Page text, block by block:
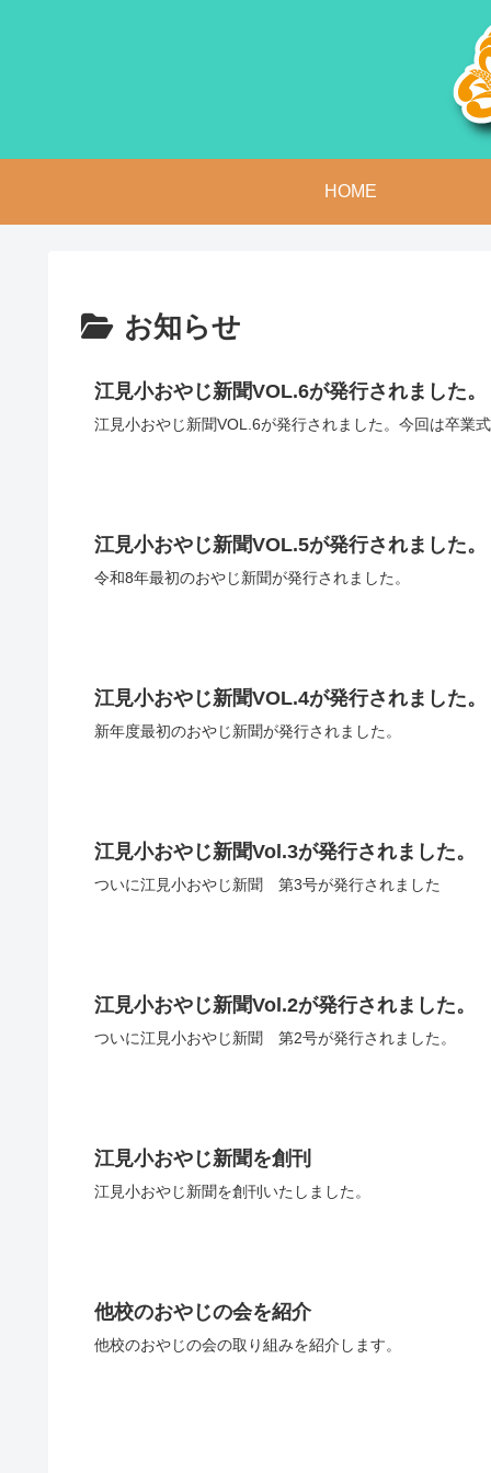
HOME
お知らせ
江見小おやじ新聞VOL.6が発行されました。
江見小おやじ新聞VOL.6が発行されました。今回は卒業式
江見小おやじ新聞VOL.5が発行されました。
令和8年最初のおやじ新聞が発行されました。
江見小おやじ新聞VOL.4が発行されました。
新年度最初のおやじ新聞が発行されました。
江見小おやじ新聞Vol.3が発行されました。
ついに江見小おやじ新聞 第3号が発行されました
江見小おやじ新聞Vol.2が発行されました。
ついに江見小おやじ新聞 第2号が発行されました。
江見小おやじ新聞を創刊
江見小おやじ新聞を創刊いたしました。
他校のおやじの会を紹介
他校のおやじの会の取り組みを紹介します。